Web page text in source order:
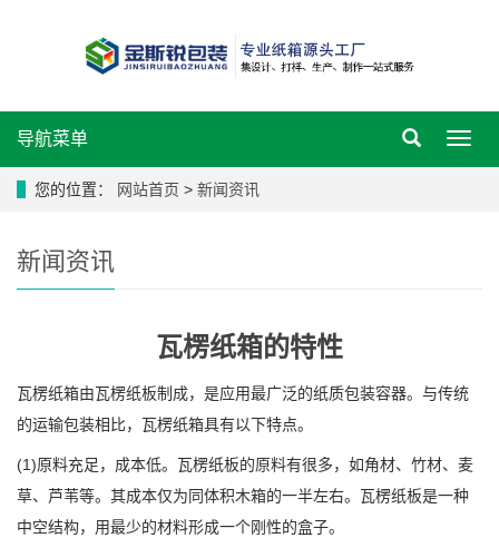
导
导航菜单
您的位置： 网站首页 > 新闻资讯
新闻资讯
瓦楞纸箱的特性
瓦楞纸箱由瓦楞纸板制成，是应用最广泛的纸质包装容器。与传统
的运输包装相比，瓦楞纸箱具有以下特点。
(1)原料充足，成本低。瓦楞纸板的原料有很多，如角材、竹材、麦
草、芦苇等。其成本仅为同体积木箱的一半左右。瓦楞纸板是一种
中空结构，用最少的材料形成一个刚性的盒子。